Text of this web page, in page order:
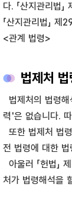
다. 「산지관리법
「산지관리법」
<관계 법령>
법제처
법제처의 법령
력'은 없습니다.
또한 법제처 법
전 법령에 대한
아울러 「헌법」
처가 법령해석을